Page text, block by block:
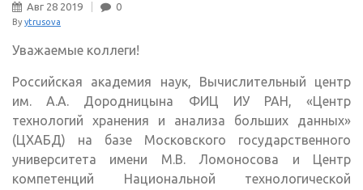
Авг 28 2019 0
By ytrusova
Уважаемые коллеги!
Российская академия наук, Вычислительный центр
им. А.А. Дородницына ФИЦ ИУ РАН, «Центр
технологий хранения и анализа больших данных»
(ЦХАБД) на базе Московского государственного
университета имени М.В. Ломоносова и Центр
компетенций Национальной технологической